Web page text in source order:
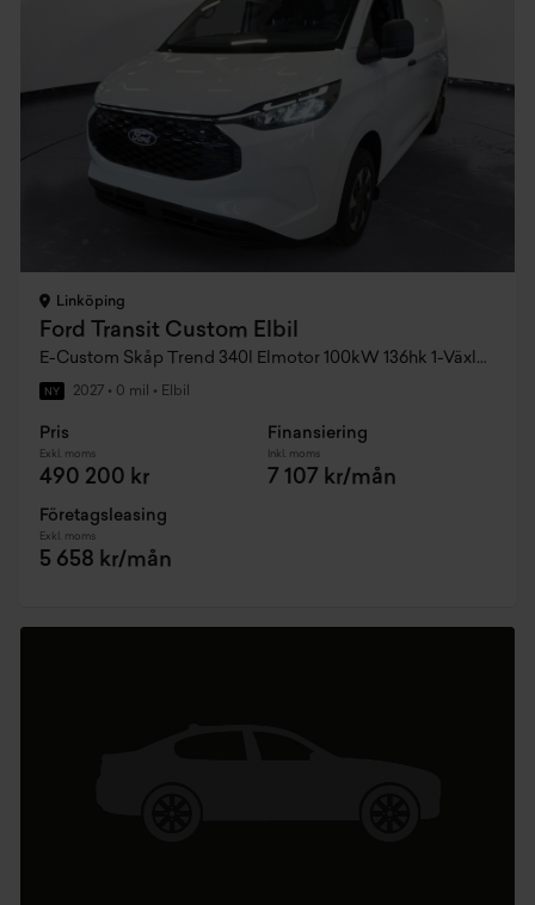
Linköping
Ford Transit Custom Elbil
E-Custom Skåp Trend 340l Elmotor 100kW 136hk 1-Växlad Rwd El
NY 2027 • 0 mil • Elbil
Pris
Exkl. moms
490 200 kr
Finansiering
Inkl. moms
7 107 kr/mån
Företagsleasing
Exkl. moms
5 658 kr/mån